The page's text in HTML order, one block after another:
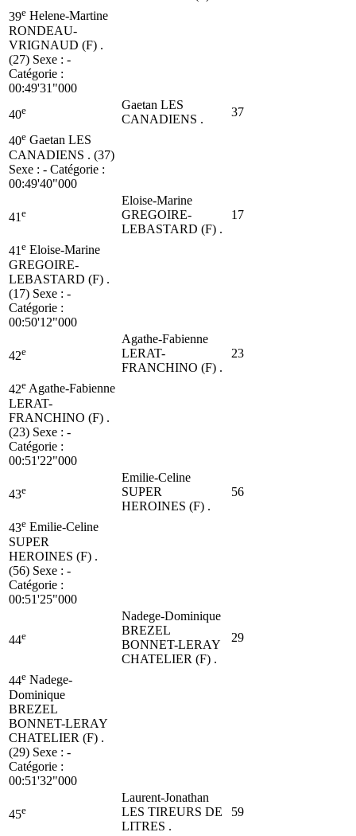
39e Helene-Martine
RONDEAU-
VRIGNAUD (F) .
(27) Sexe : -
Catégorie :
00:49'31"000
40e
Gaetan LES
CANADIENS .
37
40e Gaetan LES
CANADIENS . (37)
Sexe : - Catégorie :
00:49'40"000
41 e
Eloise-Marine
GREGOIRE-
LEBASTARD (F) .
17
41 e Eloise-Marine
GREGOIRE-
LEBASTARD (F) .
(17) Sexe : -
Catégorie :
00:50'12"000
42e
Agathe-Fabienne
LERAT-
FRANCHINO (F) .
23
42e Agathe-Fabienne
LERAT-
FRANCHINO (F) .
(23) Sexe : -
Catégorie :
00:51'22"000
43e
Emilie-Celine
SUPER
HEROINES (F) .
56
43e Emilie-Celine
SUPER
HEROINES (F) .
(56) Sexe : -
Catégorie :
00:51'25"000
44e
Nadege-Dominique
BREZEL
BONNET-LERAY
CHATELIER (F) .
29
44e Nadege-
Dominique
BREZEL
BONNET-LERAY
CHATELIER (F) .
(29) Sexe : -
Catégorie :
00:51'32"000
45e
Laurent-Jonathan
LES TIREURS DE
LITRES .
59